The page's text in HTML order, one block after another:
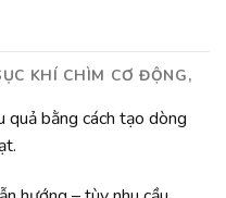
KHÍ CHÌM CƠ ĐỘNG,
quả bằng cách tạo dòng